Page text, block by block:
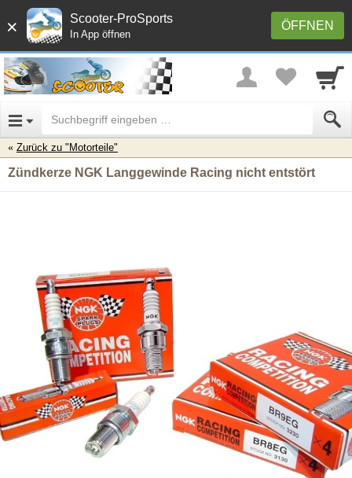
× ÖFFNEN
Scooter-ProSports
In App öffnen
Zurück zu "Motorteile"
Zündkerze NGK Langgewinde Racing nicht entstört